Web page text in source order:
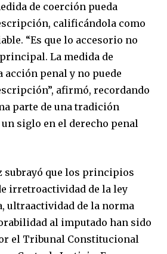
de coerción pueda
calificándola como
“Es que lo accesorio no
La medida de
acción penal y no puede
afirmó, recordando
parte de una tradición
siglo en el derecho penal
subrayó que los principios
irretroactividad de la ley
ultraactividad de la norma
al imputado han sido
el Tribunal Constitucional